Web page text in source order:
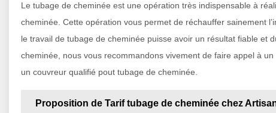
Le tubage de cheminée est une opération très indispensable à
cheminée. Cette opération vous permet de réchauffer sainement
le travail de tubage de cheminée puisse avoir un résultat fiable et
cheminée, nous vous recommandons vivement de faire appel à
un couvreur qualifié pout tubage de cheminée.
Proposition de Tarif tubage de cheminée chez